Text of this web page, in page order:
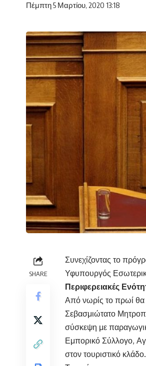
Πέμπτη 5 Μαρτίου, 2020 13:18
SHARE
Συνεχίζοντας το
Υφυπουργός
Περιφερειακές
Από νωρίς το πρωί θα
Σεβασμιώτατο
σύσκεψη με
Εμπορικό Σύλλογο,
στον τουριστικό κλάδο.